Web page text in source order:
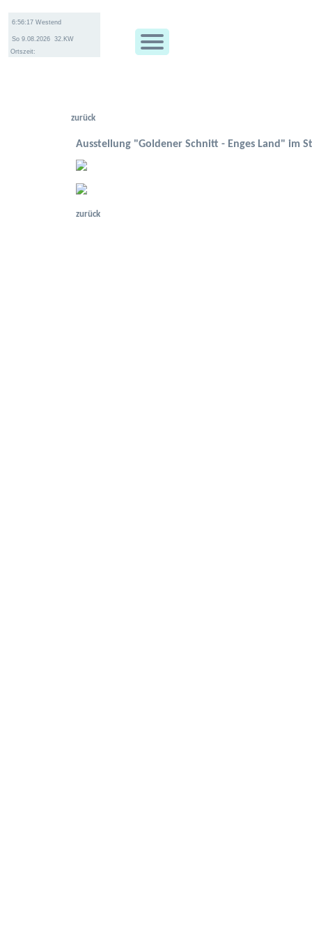
Ortszeit:
zurück
Ausstellung "Goldener Schnitt - Enges Land" im
zurück